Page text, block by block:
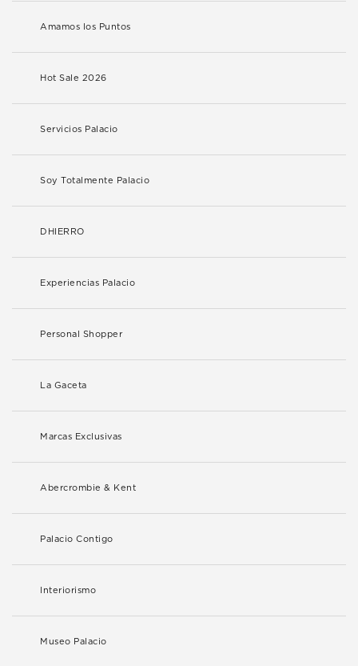
Amamos los Puntos
Hot Sale 2026
Servicios Palacio
Soy Totalmente Palacio
DHIERRO
Experiencias Palacio
Personal Shopper
La Gaceta
Marcas Exclusivas
Abercrombie & Kent
Palacio Contigo
Interiorismo
Museo Palacio